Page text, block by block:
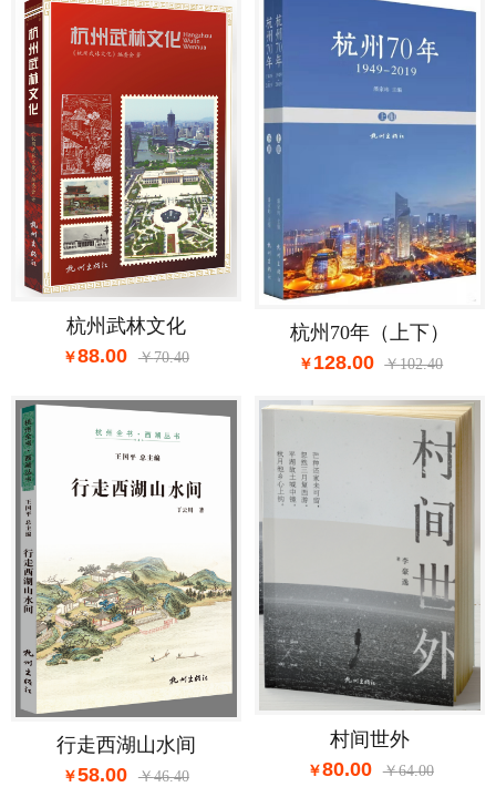
杭州武林文化
88.00
70.40
杭州70年（上下）
128.00
102.40
行走西湖山水间
58.00
46.40
村间世外
80.00
64.00